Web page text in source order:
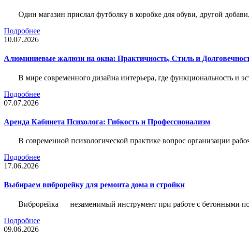
Один магазин прислал футболку в коробке для обуви, другой
Подробнее
10.07.2026
Алюминиевые жалюзи на окна: Практичность, Стиль и
В мире современного дизайна интерьера, где функциональность и
Подробнее
07.07.2026
Аренда Кабинета Психолога: Гибкость и Профессионализм
В современной психологической практике вопрос организации
Подробнее
17.06.2026
Выбираем виброрейку для ремонта дома и стройки
Виброрейка — незаменимый инструмент при работе с бетонными
Подробнее
09.06.2026